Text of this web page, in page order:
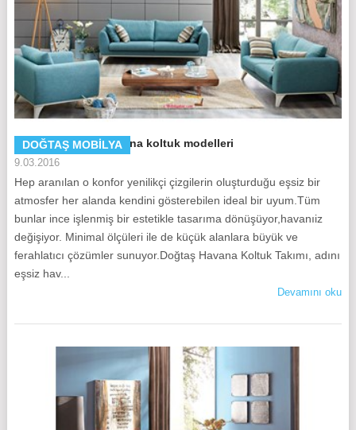
DOĞTAŞ MOBILYA
Doğtaş Mobilya Havana koltuk modelleri
9.03.2016
Hep aranılan o konfor yenilikçi çizgilerin oluşturduğu eşsiz bir
atmosfer her alanda kendini gösterebilen ideal bir uyum.Tüm
bunlar ince işlenmiş bir estetikle tasarıma dönüşüyor,havanıiz
değişiyor. Minimal ölçüleri ile de küçük alanlara büyük ve
ferahlatıcı çözümler sunuyor.Doğtaş Havana Koltuk Takımı, adını
eşsiz hav...
Devamını oku